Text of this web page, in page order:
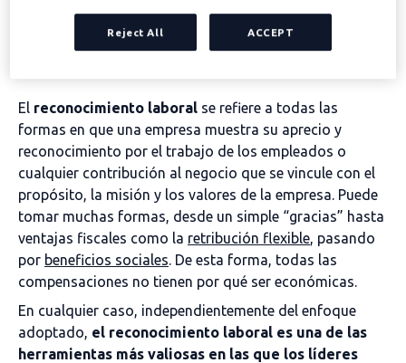
¿Qué es el
reconocimiento laboral?
El reconocimiento laboral se refiere a todas las
formas en que una empresa muestra su aprecio y
reconocimiento por el trabajo de los empleados o
cualquier contribución al negocio que se vincule con el
propósito, la misión y los valores de la empresa. Puede
tomar muchas formas, desde un simple “gracias” hasta
ventajas fiscales como la retribución flexible, pasando
por beneficios sociales. De esta forma, todas las
compensaciones no tienen por qué ser económicas.
En cualquier caso, independientemente del enfoque
adoptado, el reconocimiento laboral es una de las
herramientas más valiosas en las que los líderes
Reject All ACCEPT